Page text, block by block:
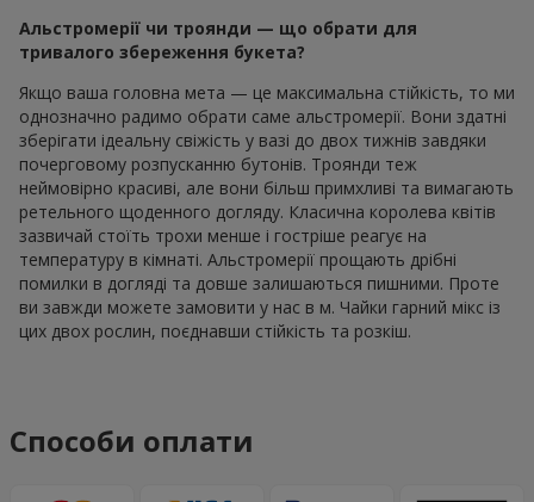
Альстромерії чи троянди — що обрати для
тривалого збереження букета?
Якщо ваша головна мета — це максимальна стійкість, то ми
однозначно радимо обрати саме альстромерії. Вони здатні
зберігати ідеальну свіжість у вазі до двох тижнів завдяки
почерговому розпусканню бутонів. Троянди теж
неймовірно красиві, але вони більш примхливі та вимагають
ретельного щоденного догляду. Класична королева квітів
зазвичай стоїть трохи менше і гостріше реагує на
температуру в кімнаті. Альстромерії прощають дрібні
помилки в догляді та довше залишаються пишними. Проте
ви завжди можете замовити у нас в м. Чайки гарний мікс із
цих двох рослин, поєднавши стійкість та розкіш.
Способи оплати